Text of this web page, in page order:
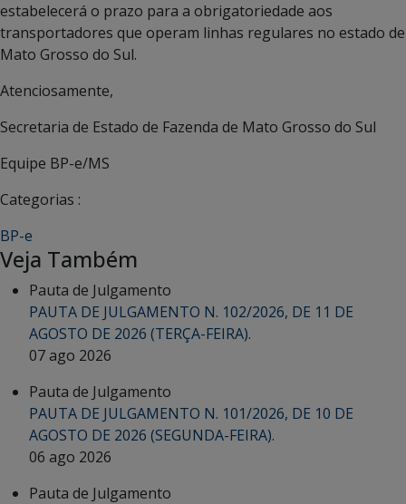
estabelecerá o prazo para a obrigatoriedade aos
transportadores que operam linhas regulares no estado de
Mato Grosso do Sul.
Atenciosamente,
Secretaria de Estado de Fazenda de Mato Grosso do Sul
Equipe BP-e/MS
Categorias :
BP-e
Veja Também
Pauta de Julgamento
PAUTA DE JULGAMENTO N. 102/2026, DE 11 DE
AGOSTO DE 2026 (TERÇA-FEIRA).
07 ago 2026
Pauta de Julgamento
PAUTA DE JULGAMENTO N. 101/2026, DE 10 DE
AGOSTO DE 2026 (SEGUNDA-FEIRA).
06 ago 2026
Pauta de Julgamento